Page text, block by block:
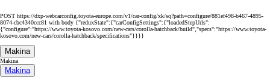
POST https://dxp-webcarconfig.toyota-europe.com/v1/car-config/xk/sq?path=configure/881ef498-b467-4895-
8074-cbc4340ccc81 with body {"reduxState":{"carConfigSettings":{"loadedStepUrls":
{"configure":"https://www.toyota-kosovo.com/new-cars/corolla-hatchback/build","specs":"https://www.toyota-
kosovo.com/new-cars/corolla-hatchback/specifications"}}}}
Makina
Makina
Makina